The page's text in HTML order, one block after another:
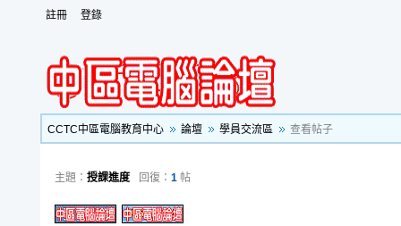
註冊 登錄
CCTC中區電腦教育中心 論壇 學員交流區 查看帖子
主題： 授課進度 回復： 1 帖